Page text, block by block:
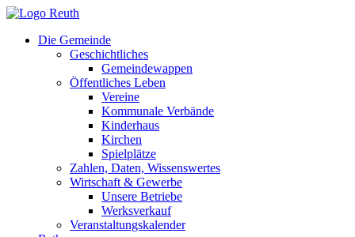
Zum
springenDie Gemeinde
Geschichtliches
Gemeindewappen
Öffentliches Leben
Vereine
Kommunale Verbände
Kinderhaus
Kirchen
Spielplätze
Zahlen, Daten, Wissenswertes
Wirtschaft & Gewerbe
Unsere Betriebe
Werksverkauf
Veranstaltungskalender